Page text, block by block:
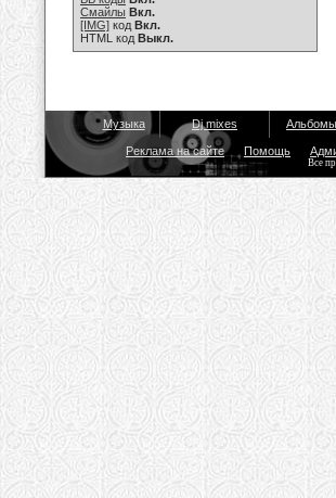
Смайлы Вкл.
[IMG] код Вкл.
HTML код Выкл.
Музыка Dj mixes Альбомы
Реклама на сайте Помощь
Все